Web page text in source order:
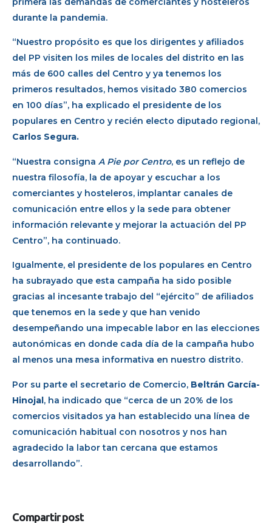
durante la pandemia.
“Nuestro propósito es que los dirigentes y afiliados
del PP visiten los miles de locales del distrito en las
más de 600 calles del Centro y ya tenemos los
primeros resultados, hemos visitado 380 comercios
en 100 días”, ha explicado el presidente de los
populares en Centro y recién electo diputado regional,
Carlos Segura.
“Nuestra consigna A Pie por Centro, es un reflejo de
nuestra filosofía, la de apoyar y escuchar a los
comerciantes y hosteleros, implantar canales de
comunicación entre ellos y la sede para obtener
información relevante y mejorar la actuación del PP
Centro”, ha continuado.
Igualmente, el presidente de los populares en Centro
ha subrayado que esta campaña ha sido posible
gracias al incesante trabajo del “ejército” de afiliados
que tenemos en la sede y que han venido
desempeñando una impecable labor en las elecciones
autonómicas en donde cada día de la campaña hubo
al menos una mesa informativa en nuestro distrito.
Por su parte el secretario de Comercio, Beltrán García-
Hinojal, ha indicado que “cerca de un 20% de los
comercios visitados ya han establecido una línea de
comunicación habitual con nosotros y nos han
agradecido la labor tan cercana que estamos
desarrollando”.
Compartir post